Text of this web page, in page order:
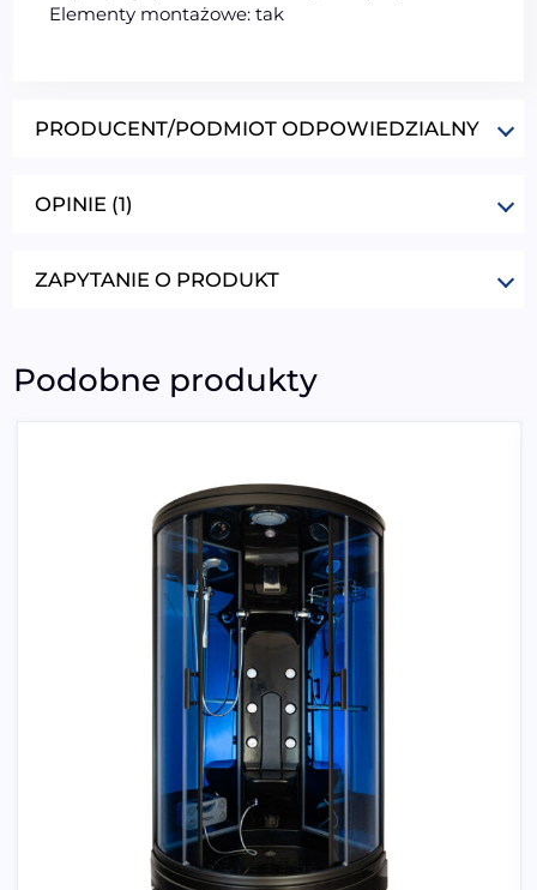
Elementy montażowe: tak
PRODUCENT/PODMIOT ODPOWIEDZIALNY
OPINIE (1)
ZAPYTANIE O PRODUKT
Podobne produkty